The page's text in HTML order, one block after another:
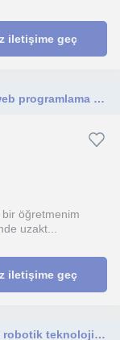
iletişime geç
Temel bilgisayar dersleri, yapay zeka ve web programlama eğitimleri verebilirim
öğretmenim
uzakt...
iletişime geç
Yeni çağın getirmiş olduğu yapay zeka ve robotik teknolojilerini sende öğrenmek ister misin? Cevap evetse doğru yerdesin.